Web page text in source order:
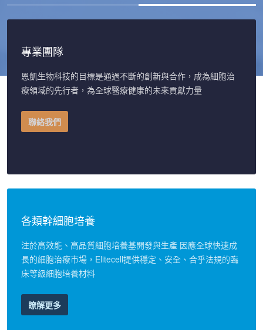
專業團隊
恩凱生物科技的目標是通過不斷的創新與合作，成為細胞治
療領域的先行者，為全球醫療健康的未來貢獻力量
聯絡我們
各類幹細胞培養
注於高效能、高品質細胞培養基開發與生產 因應全球快速成
長的細胞治療市場，Elitecell提供穩定、安全、合乎法規的臨
床等級細胞培養材料
瞭解更多